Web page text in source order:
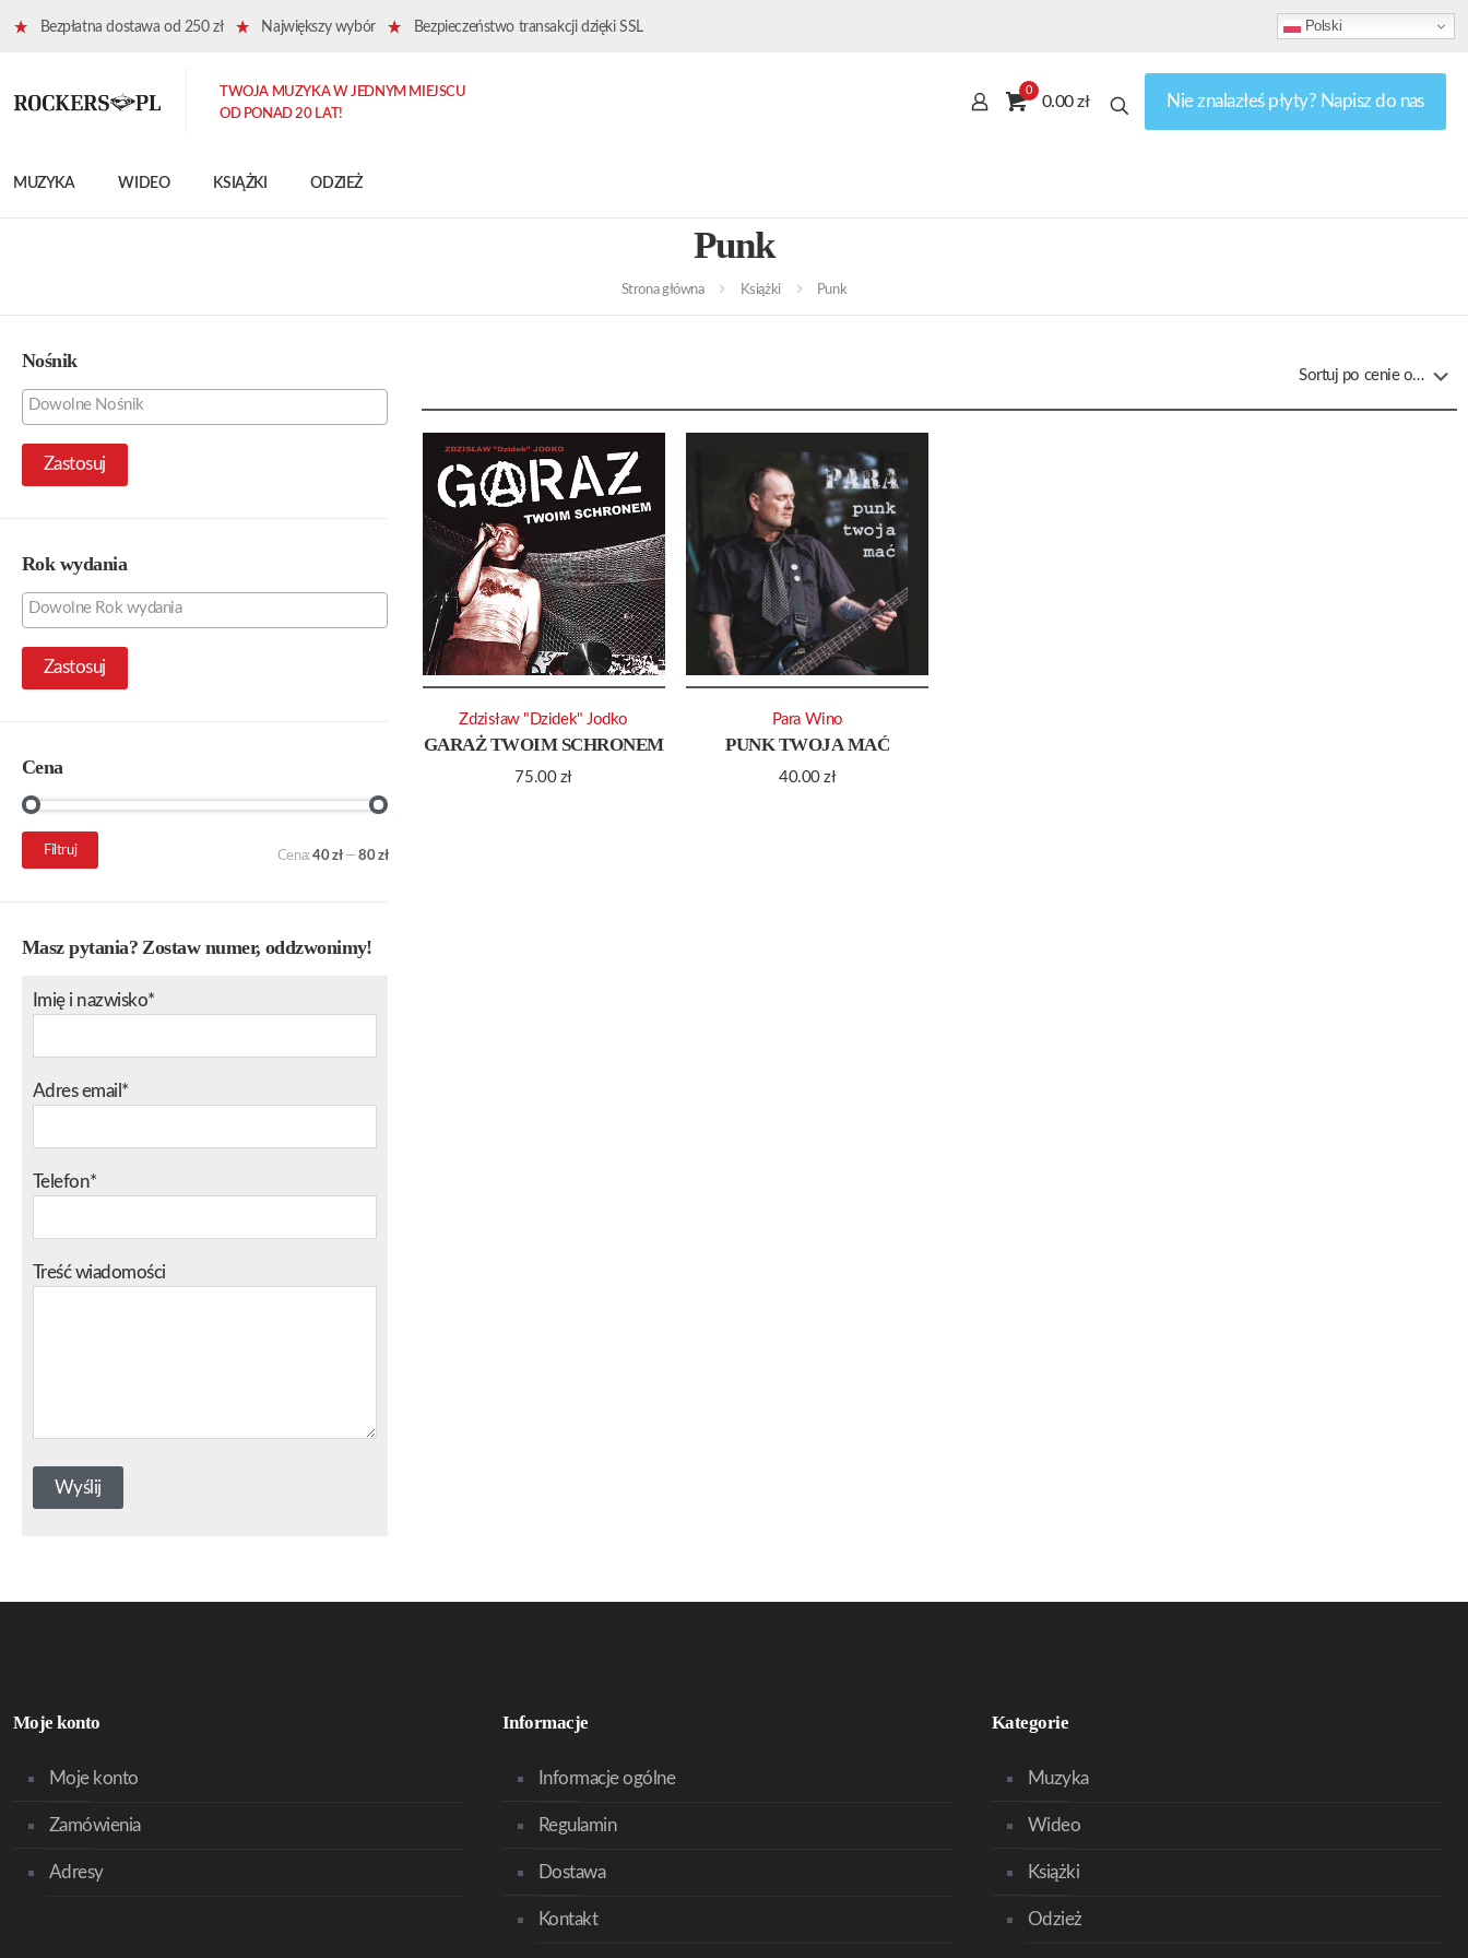
Bezpłatna dostawa od 250 zł Największy wybór Bezpieczeństwo transakcji dzięki SSL Polski
MUZYKA WIDEO KSIĄŻKI ODZIEŻ
TWOJA MUZYKA W JEDNYM MIEJSCU
OD PONAD 20 LAT!
0
0.00 zł Nie znalazłeś płyty? Napisz do nas
Punk
Strona główna Książki Punk
GARAŻ TWOIM SCHRONEM
75.00 zł
Zdzisław "Dzidek" Jodko
PUNK TWOJA MAĆ
40.00zł
Para Wino
Nośnik
Zastosuj
Rok wydania
Zastosuj
Cena
Cena
min.
Cena
maks.
Filtruj Cena:40 zł—80 zł
Masz pytania? Zostaw numer, oddzwonimy!
Imię i nazwisko*
Adres email*
Telefon*
Treść wiadomości
Moje konto
Moje konto
Zamówienia
Adresy
Informacje
Informacje ogólne
Regulamin
Dostawa
Kontakt
Kategorie
Muzyka
Wideo
Książki
Odzież